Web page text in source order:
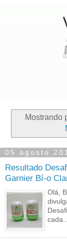
Mostrando
05 agosto
Resultado
Garnier Bí-o
Olá,
cada...